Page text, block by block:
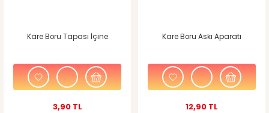
Kare Boru Tapası İçine
3,90 TL
Kare Boru Askı Aparatı
12,90 TL